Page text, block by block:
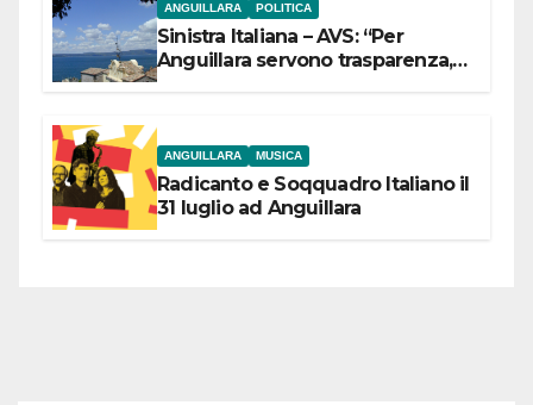
ANGUILLARA POLITICA
Sinistra Italiana – AVS: “Per
Anguillara servono trasparenza,
ANGUILLARA MUSICA
Radicanto e Soqquadro Italiano il
31 luglio ad Anguillara